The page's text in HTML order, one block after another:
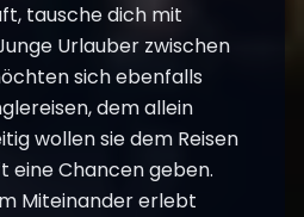
tausche dich mit
Urlauber zwischen
sich ebenfalls
dem allein
wollen sie dem Reisen
eine Chancen geben.
Miteinander erlebt